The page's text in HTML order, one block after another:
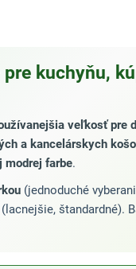
kuchyňu,
veľkosť pre
a kancelárskych
modrej farbe.
(jednoduché
(lacnejšie, štandardné).